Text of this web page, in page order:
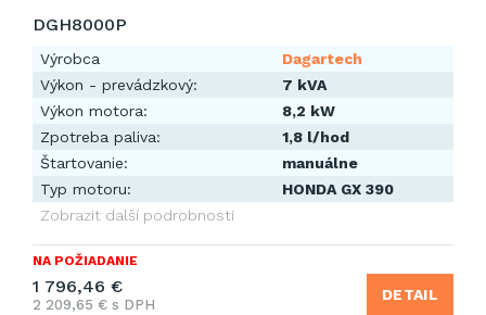
DGH8000P
Výrobca
Dagartech
Výkon - prevádzkový:
7 kVA
Výkon motora:
8,2 kW
Zpotreba paliva:
1,8 l/hod
Štartovanie:
manuálne
Typ motoru:
HONDA GX 390
Zobrazit další podrobnosti
NA POŽIADANIE
1 796,46 €
2 209,65 € s DPH
DETAIL